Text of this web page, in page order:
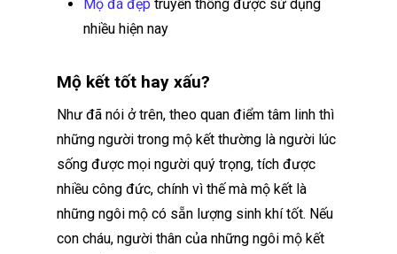
Mộ đá đẹp truyền thống được sử dụng
nhiều hiện nay
Mộ kết tốt hay xấu?
Như đã nói ở trên, theo quan điểm tâm linh thì
những người trong mộ kết thường là người lúc
sống được mọi người quý trọng, tích được
nhiều công đức, chính vì thế mà mộ kết là
những ngôi mộ có sẵn lượng sinh khí tốt. Nếu
con cháu, người thân của những ngôi mộ kết